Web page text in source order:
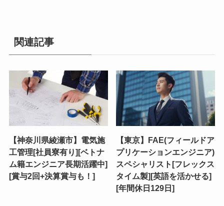
関連記事
【神奈川県綾瀬市】電気施
工管理[社員寮有り][ベトナ
ム籍エンジニア長期活躍中]
[賞与2回+決算賞与も！]
【東京】FAE(フィールドア
プリケーションエンジニア)
スペシャリスト[フレックス
タイム製][英語を活かせる]
[年間休日129日]